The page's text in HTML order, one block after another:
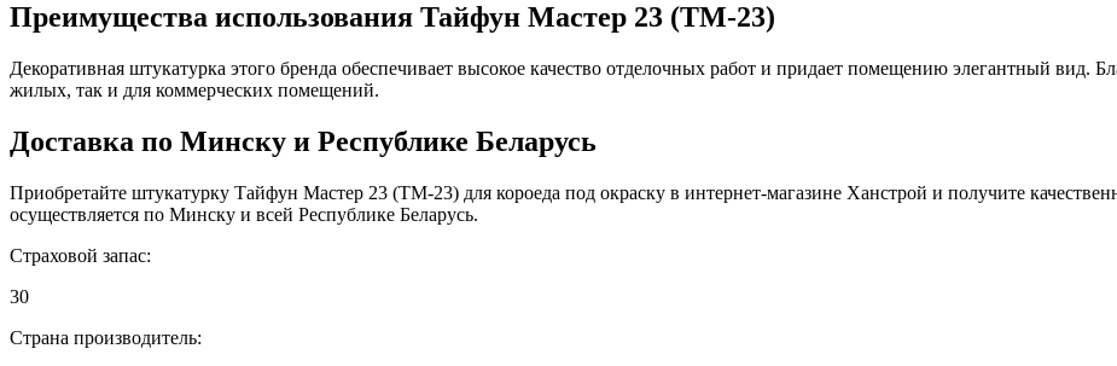
Преимущества использования Тайфун Мастер 23 (ТМ-23)
Декоративная штукатурка этого бренда обеспечивает высокое качество отделочных работ и придает помещению элегантный вид.
жилых, так и для коммерческих помещений.
Доставка по Минску и Республике Беларусь
Приобретайте штукатурку Тайфун Мастер 23 (ТМ-23) для короеда под окраску в интернет-магазине Ханстрой и получите
осуществляется по Минску и всей Республике Беларусь.
Страховой запас:
30
Страна производитель: